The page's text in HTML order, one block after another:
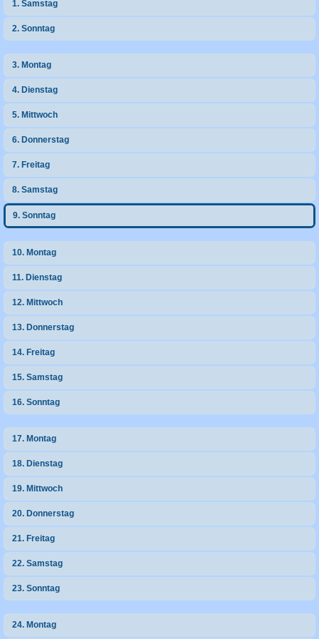
1. Samstag
2. Sonntag
3. Montag
4. Dienstag
5. Mittwoch
6. Donnerstag
7. Freitag
8. Samstag
9. Sonntag
10. Montag
11. Dienstag
12. Mittwoch
13. Donnerstag
14. Freitag
15. Samstag
16. Sonntag
17. Montag
18. Dienstag
19. Mittwoch
20. Donnerstag
21. Freitag
22. Samstag
23. Sonntag
24. Montag